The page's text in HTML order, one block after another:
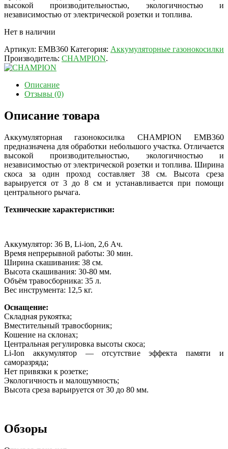
высокой производительностью, экологичностью и
независимостью от электрической розетки и топлива.
Нет в наличии
Артикул: EMB360 Категория: Аккумуляторные газонокосилки
Производитель: CHAMPION.
Описание
Отзывы (0)
Описание товара
Аккумуляторная газонокосилка CHAMPION EMB360
предназначена для обработки небольшого участка. Отличается
высокой производительностью, экологичностью и
независимостью от электрической розетки и топлива. Ширина
скоса за один проход составляет 38 см. Высота среза
варьируется от 3 до 8 см и устанавливается при помощи
центрального рычага.
Технические характеристики:
Аккумулятор: 36 В, Li-ion, 2,6 Ач.
Время непрерывной работы: 30 мин.
Ширина скашивания: 38 см.
Высота скашивания: 30-80 мм.
Объём травосборника: 35 л.
Вес инструмента: 12,5 кг.
Оснащение:
Складная рукоятка;
Вместительный травосборник;
Кошение на склонах;
Центральная регулировка высоты скоса;
Li-Ion аккумулятор — отсутствие эффекта памяти и
саморазряда;
Нет привязки к розетке;
Экологичность и малошумность;
Высота среза варьируется от 30 до 80 мм.
Обзоры